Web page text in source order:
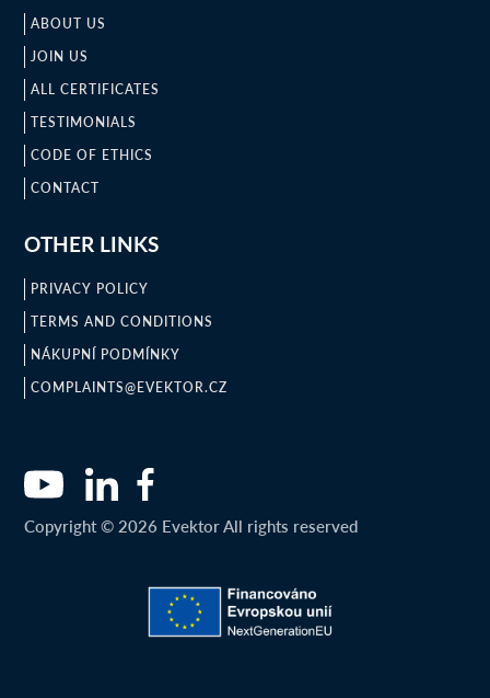
ABOUT US
JOIN US
ALL CERTIFICATES
TESTIMONIALS
CODE OF ETHICS
CONTACT
OTHER LINKS
PRIVACY POLICY
TERMS AND CONDITIONS
NÁKUPNÍ PODMÍNKY
COMPLAINTS@EVEKTOR.CZ
Copyright © 2026 Evektor All rights reserved